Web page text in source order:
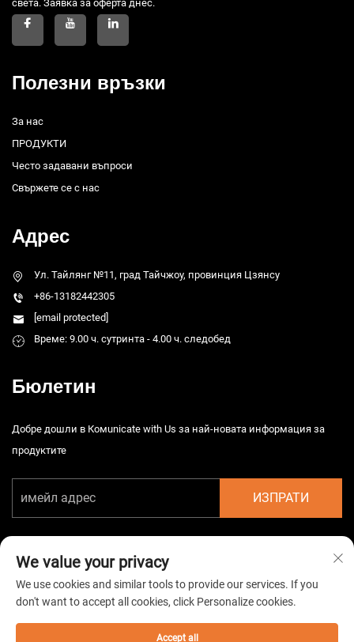
света. Заявка за оферта днес.
Полезни връзки
За нас
ПРОДУКТИ
Често задавани въпроси
Свържете се с нас
Адрес
Ул. Тайлянг №11, град Тайчжоу, провинция Цзянсу
+86-13182442305
[email protected]
Време: 9.00 ч. сутринта - 4.00 ч. следобед
Бюлетин
Добре дошли в Комunicate with Us за най-новата информация за
продуктите
ИЗПРАТИ
Автоматично право © 2026 Китайска Taizhou HarsMarg
поверителност
We value your privacy
We use cookies and similar tools to provide our services. If you
don't want to accept all cookies, click Personalize cookies.
Accept all